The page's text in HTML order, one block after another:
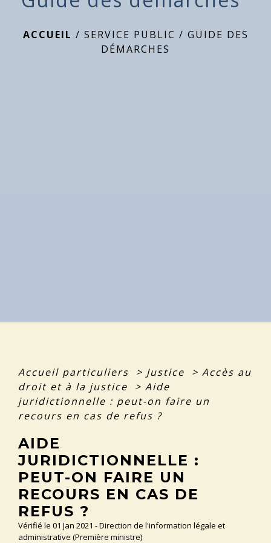
ACCUEIL / SERVICE PUBLIC / GUIDE DES
DÉMARCHES
Accueil particuliers > Justice > Accès au
droit et à la justice
> Aide
juridictionnelle : peut-on faire un
recours en cas de refus ?
AIDE
JURIDICTIONNELLE :
PEUT-ON FAIRE UN
RECOURS EN CAS DE
REFUS ?
Vérifié le 01 Jan 2021 - Direction de l'information légale et
administrative (Première ministre)